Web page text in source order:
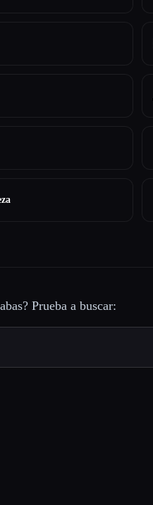
Prueba a buscar: